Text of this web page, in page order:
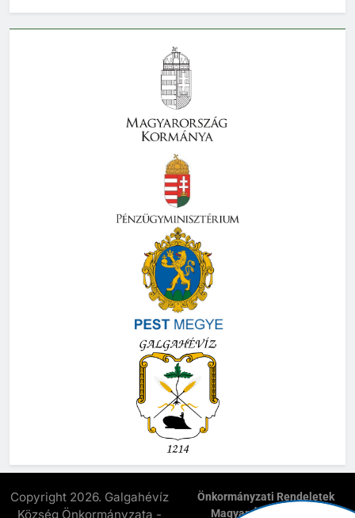
Copyright 2026. Galgahévíz
Község Önkormányzata -
Önkormányzati Rendeletek
Magyar Államkincstár